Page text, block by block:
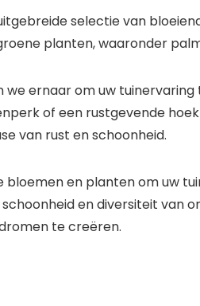
selectie van
planten, waaronder
we ernaar om uw
of een rustgevende
van rust en schoonheid.
bloemen en planten om uw
en diversiteit van
te creëren.